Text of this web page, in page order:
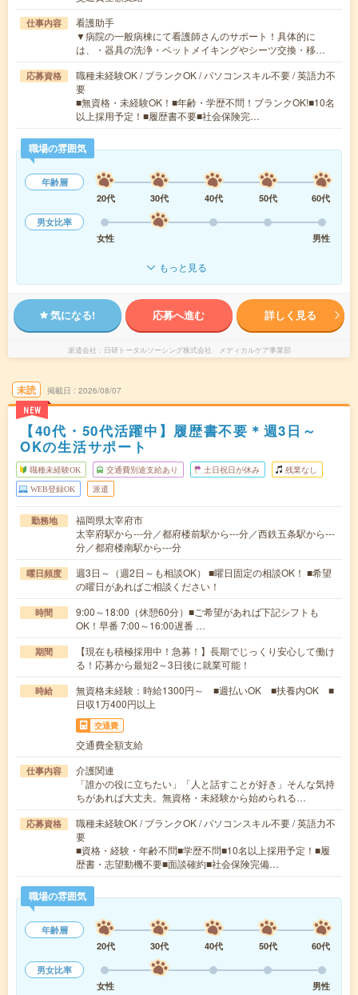
仕事内容
看護助手
▼病院の一般病棟にて看護師さんのサポート！具体的に
は、・器具の洗浄・ベットメイキングやシーツ交換・移…
応募資格
職種未経験OK / ブランクOK / パソコンスキル不要 / 英語力不
要
■無資格・未経験OK！■年齢・学歴不問！ブランクOK!■10名
以上採用予定！■履歴書不要■社会保険完…
職場の雰囲気
年齢層
20代
30代 40代 50代
60代
男女比率
女性
男性
もっと見る
気になる! 応募へ進む 詳しく見る
派遣会社 日研トータルソーシング株式会社 メディカルケア事業部
未読
NEW
掲載日 2026/08/07
【40代・50代活躍中】履歴書不要＊週3日～
OKの生活サポート
職種未経験OK 交通費別途支給あり 土日祝日が休み 残業なし
WEB登録OK 派遣
勤務地
福岡県太宰府市
太宰府駅から---分／都府楼前駅から---分／西鉄五条駅から---
分／都府楼南駅から---分
曜日頻度
週3日～（週2日～も相談OK） ■曜日固定の相談OK！ ■希望
の曜日があればご相談ください！
時間
9:00～18:00（休憩60分）■ご希望があれば下記シフトも
OK！早番 7:00～16:00遅番 …
期間
【現在も積極採用中！急募！】長期でじっくり安心して働け
る！応募から最短2～3日後に就業可能！
時給
無資格未経験：時給1300円～ ■週払いOK ■扶養内OK ■
日収1万400円以上
交通費
交通費全額支給
仕事内容
介護関連
「誰かの役に立ちたい」「人と話すことが好き」そんな気持
ちがあれば大丈夫。無資格・未経験から始められる…
応募資格
職種未経験OK / ブランクOK / パソコンスキル不要 / 英語力不
要
■資格・経験・年齢不問■学歴不問■10名以上採用予定！■履
歴書・志望動機不要■面談確約■社会保険完備…
職場の雰囲気
年齢層
20代
30代 40代 50代
60代
男女比率
女性
男性